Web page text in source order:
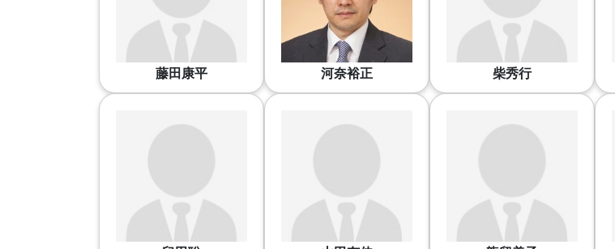
藤田康平 河奈裕正 柴秀行